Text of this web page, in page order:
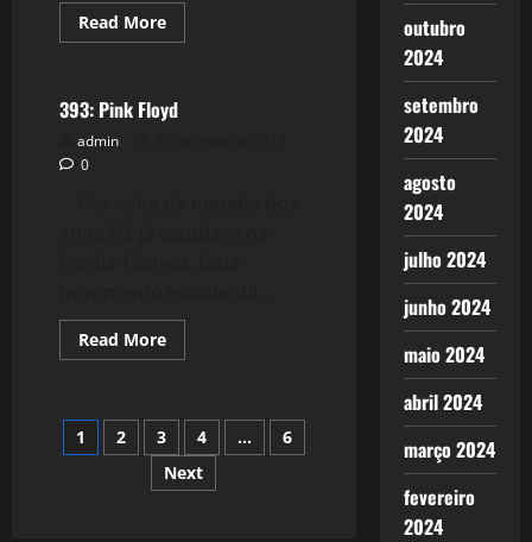
Read MoreRead
more
Chefão
Filmes&Músicas
393: Pink Floyd
admin
0
Read MoreRead
more
Floyd
Paginação
1 2 3 4 …
6
Next
outubro
2024
setembro
2024
agosto
2024
julho 2024
junho 2024
maio 2024
abril 2024
março 2024
fevereiro
2024